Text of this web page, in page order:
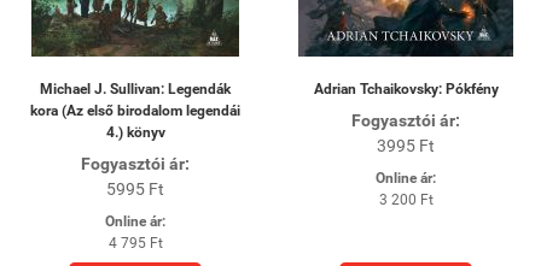
Michael J. Sullivan: Legendák
kora (Az első birodalom legendái
4.) könyv
Fogyasztói ár:
5995 Ft
Online ár:
4 795 Ft
Adrian Tchaikovsky: Pókfény
Fogyasztói ár:
3995 Ft
Online ár:
3 200 Ft